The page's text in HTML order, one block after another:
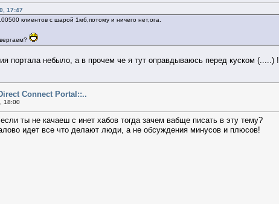
17:47
клиентов с шарой 1мб,потому и ничего нет,ога.
портала небыло, а в прочем че я тут оправдываюсь перед куском (.....) !
Connect Portal::..
18:00
ты не качаеш с инет хабов тогда зачем вабще писать в эту тему?
идет все что делают люди, а не обсуждения минусов и плюсов!